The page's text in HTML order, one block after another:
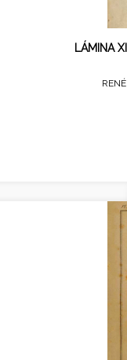
LÁMINA